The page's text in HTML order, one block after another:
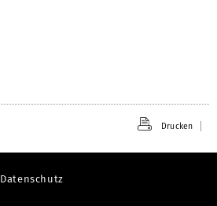
Drucken
Datenschutz